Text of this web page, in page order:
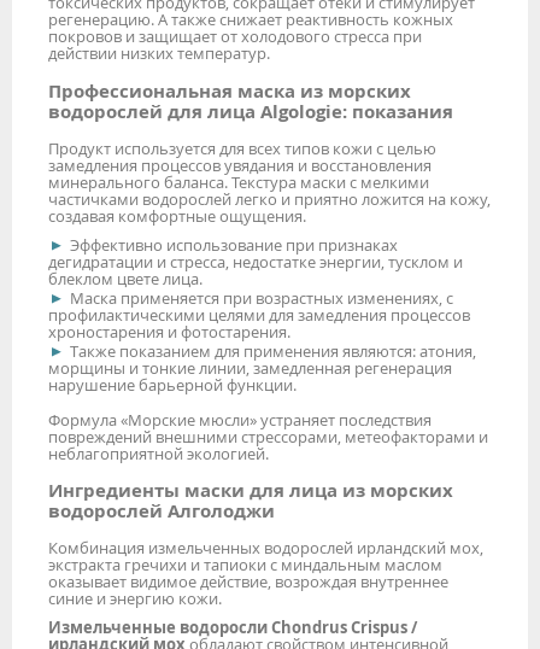
регенерацию. А также снижает реактивность кожных
покровов и защищает от холодового стресса при
действии низких температур.
Профессиональная маска из морских
водорослей для лица Algologie: показания
Продукт используется для всех типов кожи с целью
замедления процессов увядания и восстановления
минерального баланса. Текстура маски с мелкими
частичками водорослей легко и приятно ложится на кожу,
создавая комфортные ощущения.
Эффективно использование при признаках
дегидратации и стресса, недостатке энергии, тусклом и
блеклом цвете лица.
Маска применяется при возрастных изменениях, с
профилактическими целями для замедления процессов
хроностарения и фотостарения.
Также показанием для применения являются: атония,
морщины и тонкие линии, замедленная регенерация
нарушение барьерной функции.
Формула «Морские мюсли» устраняет последствия
повреждений внешними стрессорами, метеофакторами и
неблагоприятной экологией.
Ингредиенты маски для лица из морских
водорослей Алголоджи
Комбинация измельченных водорослей ирландский мох,
экстракта гречихи и тапиоки с миндальным маслом
оказывает видимое действие, возрождая внутреннее
синие и энергию кожи.
Измельченные водоросли Chondrus Crispus /
ирландский мох обладают свойством интенсивной